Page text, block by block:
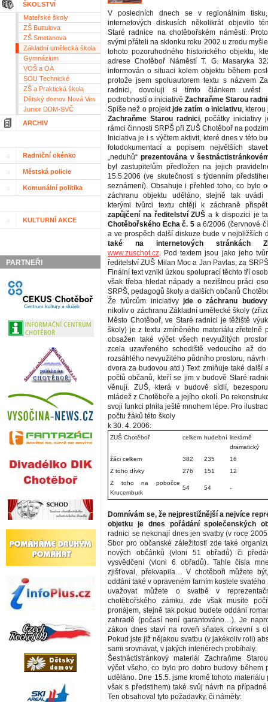
ŠKOLSTVÍ
Mateřské školy
ZŠ Buttulova
ZŠ Smetanova
Základní umělecká škola
Gymnázium
VOŠ a OA
SOU Technické
ZŠ a Praktická škola
Dětský domov Nová Ves
Junior DDM-SVČ
ARCHIV
Radniční okénko
Městská policie
Komunální politika
KULTURNÍ AKCE
PARTNEŘI
V posledních dnech se v regionálním
internetových diskusích několikrát objevilo
Staré radnice na chotěbořském náměstí.
svými přáteli na sklonku roku 2002 u zrodu
tohoto pozoruhodného historického objektu,
adrese Chotěboř Náměstí T. G. Masaryka
informován o situaci kolem objektu během
protože jsem spoluautorem textu s názvem
radnici, dovoluji si tímto článkem uvést
podrobností o iniciativě Zachraňme Starou
Spíše než o projektjde zatím o iniciativu, kterou
Zachraňme Starou radnici, počátky iniciativy
rámci činnosti SRPŠ při ZUŠ Chotěboř na
Iniciativa je i s výčtem aktivit, které dnes v této
fotodokumentací a popisem největších
„neduhů“ prezentována v
byl zastupitelům předložen na jejich
15.5.2006 (ve skutečnosti s týdenním
seznámení). Obsahuje i přehled toho, co bylo
záchranu objektu uděláno, stejně tak uvádí
kterými tvůrci textu chtějí k záchraně
zapůjčení na ředitelství ZUŠ a k dispozici je
Chotěbořského Echa č. 5 a 6/2006 (červnové
a ve prospěch další diskuze bude v nejbližších
také na internetových stránkách
www.zuschot.cz. Pod textem jsou jako jeho
ředitelství ZUŠ Milan Moc a Jan Pavlas, za
Finální text vznikl úzkou spoluprací těchto tří
však třeba hledat nápady a nezištnou práci
SRPŠ, pedagogů školy a dalších občanů
Že tvůrcům iniciativy jde o záchranu
nikoliv o záchranu Základní umělecké školy
Město Chotěboř, ve Staré radnici je těžiště
školy) je z textu zmíněného materiálu zřetelně
obsažen také výčet všech nevyužitých
zcela uzavřeného schodiště vedoucího až
rozsáhlého nevyužitého půdního prostoru, návrh
dvora za budovou atd.) Text zmiňuje také další
počtů občanů, kteří se jim v budově Staré
věnují. ZUŠ, která v budově sídlí,
mládež z Chotěboře a jejího okolí. Po
svoji funkci plnila ještě mnohem lépe. Pro
počtu žáků této školy
k 30. 4. 2006:
ZUŠ Chotěboř celkem hudební literárně
dramatický
žáci celkem
382 235
16
Z toho dívky
276 151
12
Z toho na pobočce
Krucemburk
54 54 -
Domnívám se, že nejprestižnější a nejvíce
objetku je dnes pořádání společenských
radnici se nekonají dnes jen svatby (v roce
Sbor pro občanské záležitosti zde také
nových občánků (vloni 51 obřadů) či
vysvědčení (vloni 6 obřadů). Tahle čísla
zjišťoval, překvapila… V chotěboři můžete
oddáni také v opraveném farním kostele svatého
uvažovat můžete o svatbě v
chotěbořského zámku, zde však musíte
pronájem, stejně tak pokud budete oddáni
zahradě (počasí není garantováno…). Je
zákon dnes staví na roveň sňatek církevní s
Pokud jste již nějakou svatbu (v jakékoliv roli)
sami srovnávat, v jakých interiérech probíhaly.
Šestnáctistránkový materiál Zachraňme
výčet všeho, co bylo pro dobro budovy během
uděláno. Dne 15.5. jsme kromě tohoto
však s předstihem) také svůj návrh na
Ten obsahoval tyto požadavky, či náměty: